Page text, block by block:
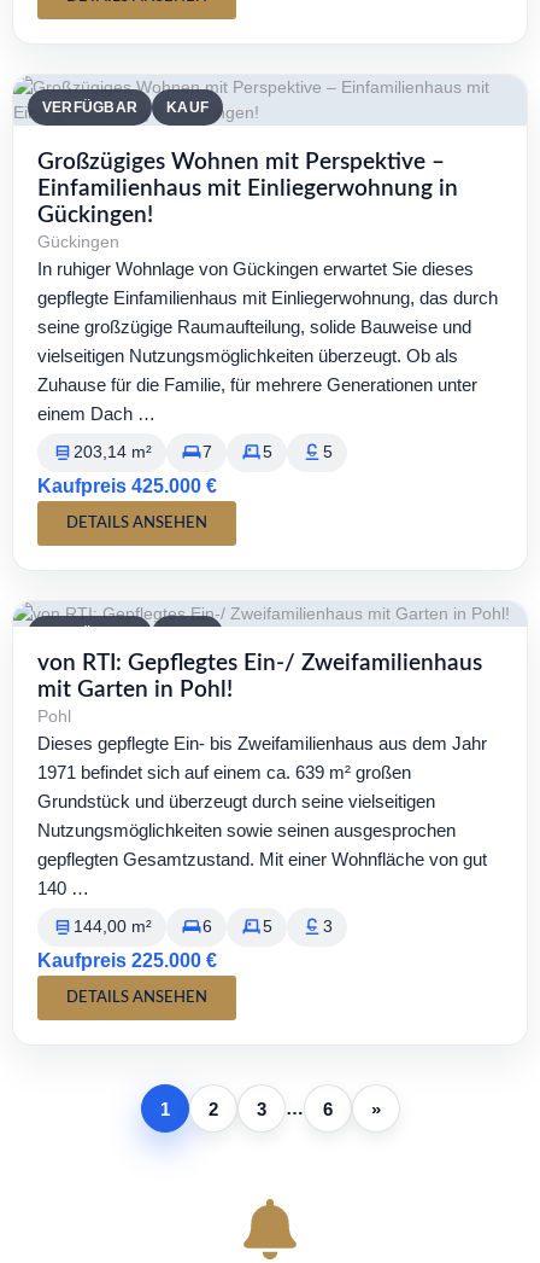
VERFÜGBAR KAUF
Großzügiges Wohnen mit Perspektive –
Einfamilienhaus mit Einliegerwohnung in
Gückingen!
Gückingen
In ruhiger Wohnlage von Gückingen erwartet Sie dieses
gepflegte Einfamilienhaus mit Einliegerwohnung, das durch
seine großzügige Raumaufteilung, solide Bauweise und
vielseitigen Nutzungsmöglichkeiten überzeugt. Ob als
Zuhause für die Familie, für mehrere Generationen unter
einem Dach …
203,14 m² 7 5 5
Kaufpreis 425.000 €
DETAILS ANSEHEN
von RTI: Gepflegtes Ein-/ Zweifamilienhaus
mit Garten in Pohl!
Pohl
Dieses gepflegte Ein- bis Zweifamilienhaus aus dem Jahr
1971 befindet sich auf einem ca. 639 m² großen
Grundstück und überzeugt durch seine vielseitigen
Nutzungsmöglichkeiten sowie seinen ausgesprochen
gepflegten Gesamtzustand. Mit einer Wohnfläche von gut
140 …
144,00 m² 6 5 3
Kaufpreis 225.000 €
DETAILS ANSEHEN
1 2 3 … 6 »